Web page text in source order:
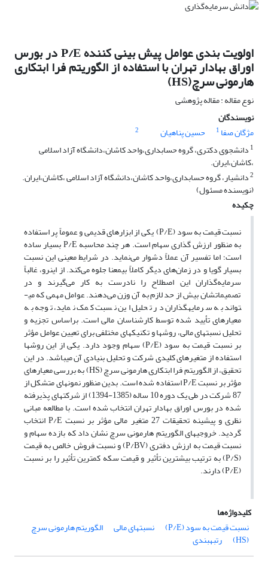
اولویت بندی عوامل پیش بینی کننده P/E در بورس
اوراق بهادار تهران با استفاده از الگوریتم فرا ابتکاری
هارمونی سرچ(HS)
نوع مقاله : مقاله پژوهشی
نویسندگان
مژگان صفا 1 حسین پناهیان
2
1 دانشجوی دکتری، گروه حسابداری،واحد کاشان،دانشگاه آزاد اسلامی
،کاشان،ایران.
2دانشیار، گروه حسابداری،واحد کاشان،دانشگاه آزاد اسلامی ،کاشان،ایران.
(نویسنده مسئول)
چکیده
نسبت قیمت به سود (P/E) یکی از ابزارهای قدیمی و عموماً پر استفاده
به منظور ارزش ‌گذاری سهام است. هر چند محاسبه P/E بسیار ساده
است؛ اما تفسیر آن عملاً دشوار می‌نماید. در شرایط معینی این نسبت
بسیار گویا و در زمان‌های دیگر کاملاً بی­معنا جلوه می‌کند. از این­رو، غالباً
سرمایه‌گذاران این اصطلاح را نادرست به کار می‌گیرند و در
تصمیماتشان بیش از حد لازم به آن وزن می‌دهند. عوامل مهمی که می­
تواند به سرمایه­گذاران در تحلیل این نسبت کمک نماید، توجه به
معیارهای تأیید شده توسط کارشناسان مالی است. براساس تجزیه و
تحلیل نسبت­های مالی، روش­ها و تکنیک­های مختلفی برای تعیین عوامل مؤثر
بر نسبت قیمت به سود (P/E) سهام وجود دارد. یکی از این روش­ها
استفاده از متغیرهای کلیدی شرکت و تحلیل بنیادی آن می­باشد. در این
تحقیق، از الگوریتم فرا ابتکاری هارمونی سرچ (HS) به بررسی معیارهای
مؤثر بر نسبت P/E استفاده شده است. بدین منظور نمونه­ای متشکل از
87 شرکت در طی یک دوره 10 ساله (1385-1394) از شرکت­های پذیرفته
شده در بورس اوراق بهادار تهران انتخاب شده است. با مطالعه مبانی
نظری و پیشینه تحقیقات 27 متغیر مالی مؤثر بر نسبت P/E انتخاب
گردید. خروجی­های الگوریتم هارمونی سرچ نشان داد که بازده سهام و
نسبت قیمت به ارزش دفتری (P/BV) و نسبت فروش خالص به قیمت
(P/S) به ترتیب بیشترین تأثیر و قیمت سکه کمترین تأثیر را بر نسبت
(P/E) دارند.
کلیدواژه‌ها
نسبت قیمت به سود (P/E)
نسبت­های مالی الگوریتم هارمونی سرچ
(HS) رتبه­بندی